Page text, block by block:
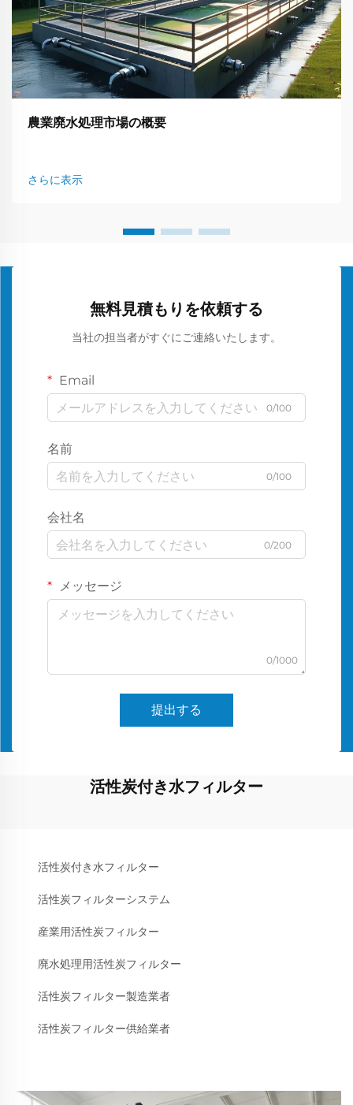
農業廃水処理市場の概要
さらに表示
無料見積もりを依頼する
当社の担当者がすぐにご連絡いたします。
Email
0/100
名前
0/100
会社名
0/200
メッセージ
0/1000
提出する
活性炭付き水フィルター
活性炭付き水フィルター
活性炭フィルターシステム
産業用活性炭フィルター
廃水処理用活性炭フィルター
活性炭フィルター製造業者
活性炭フィルター供給業者